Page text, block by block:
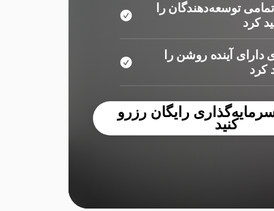
توسعه‌دهندگان را
کرد
آینده روشن را
کرد
رایگان رزرو
کنید